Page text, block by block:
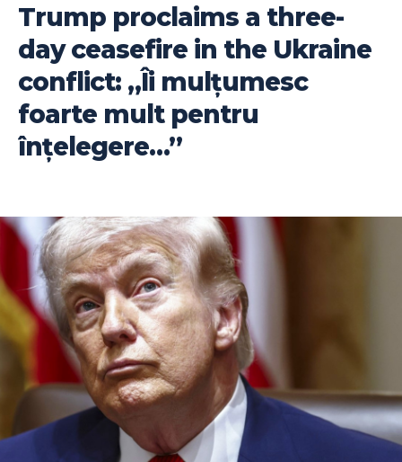
Trump proclaims a three-
day ceasefire in the Ukraine
conflict: „Îi mulțumesc
foarte mult pentru
înțelegere…”